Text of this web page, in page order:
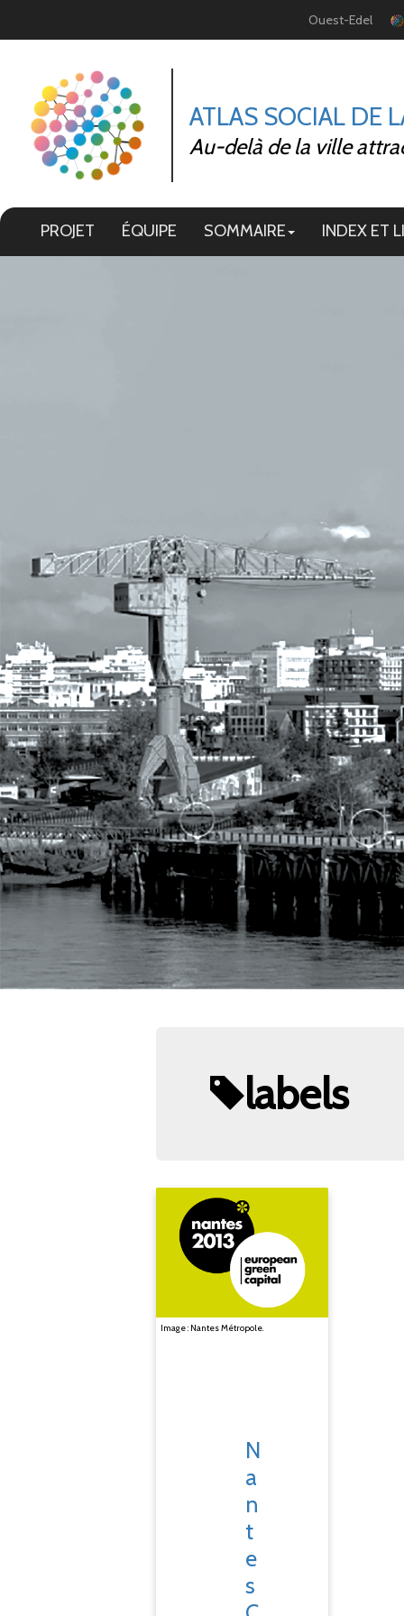
Ouest-Edel
ATLAS SOCIAL DE
Au-delà de la ville
PROJET ÉQUIPE SOMMAIRE INDEX ET
labels
Image : Nantes Métropole.
N
a
n
t
e
s